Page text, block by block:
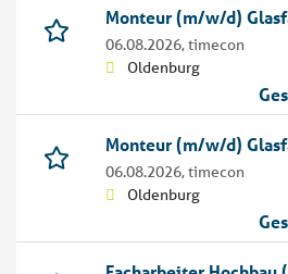
Monteur (m/w/d)
06.08.2026,timecon
Oldenburg
Monteur (m/w/d)
06.08.2026,timecon
Oldenburg